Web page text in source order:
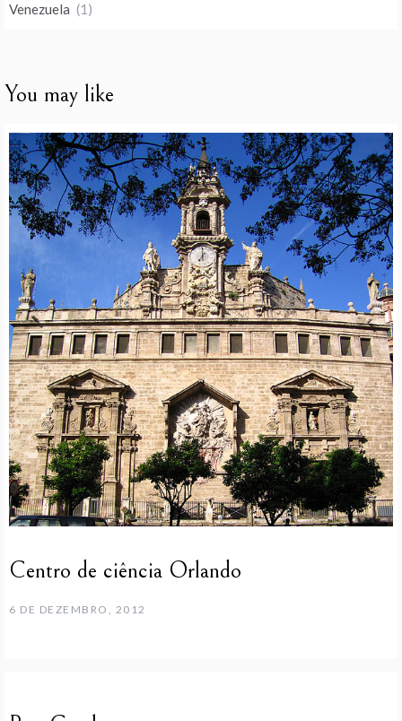
Venezuela (1)
You may like
Centro de ciência Orlando
6 DE DEZEMBRO, 2012